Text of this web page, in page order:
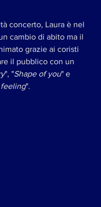
concerto, Laura è nel
cambio di abito ma il
grazie ai coristi
il pubblico con un
", "Shape of you" e
".